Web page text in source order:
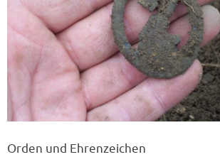
Orden und Ehrenzeichen